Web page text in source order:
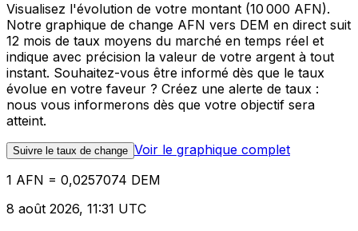
Visualisez l'évolution de votre montant (10 000 AFN).
Notre graphique de change AFN vers DEM en direct suit
12 mois de taux moyens du marché en temps réel et
indique avec précision la valeur de votre argent à tout
instant. Souhaitez-vous être informé dès que le taux
évolue en votre faveur ? Créez une alerte de taux :
nous vous informerons dès que votre objectif sera
atteint.
Suivre le taux de change Voir le graphique complet
1 AFN = 0,0257074 DEM
8 août 2026, 11:31 UTC